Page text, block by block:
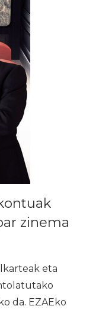
zinema
eta
da. EZAEko